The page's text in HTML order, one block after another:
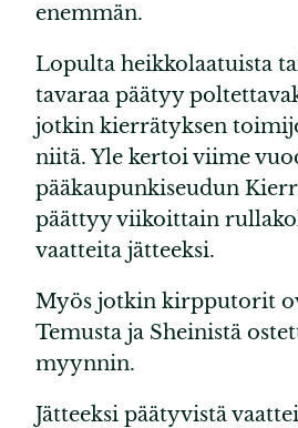
enemmän.
Lopulta heikkolaatuista
tavaraa päätyy
jotkin kierrätyksen
niitä. Yle kertoi viime
pääkaupunkiseudun
päättyy viikoittain
vaatteita jätteeksi.
Myös jotkin kirpputorit
Temusta ja Sheinistä
myynnin.
Jätteeksi päätyvistä